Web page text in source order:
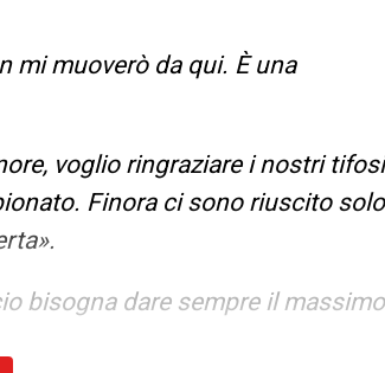
mi muoverò da qui. È una
voglio ringraziare i nostri
Finora ci sono riuscito solo
bisogna dare sempre il